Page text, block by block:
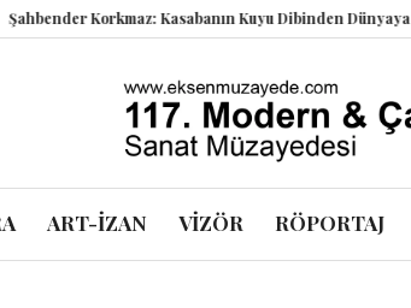
Korkmaz: Kasabanın Kuyu Dibinden Dünyaya Bakmak!
ART-İZAN VİZÖR RÖPORTAJ